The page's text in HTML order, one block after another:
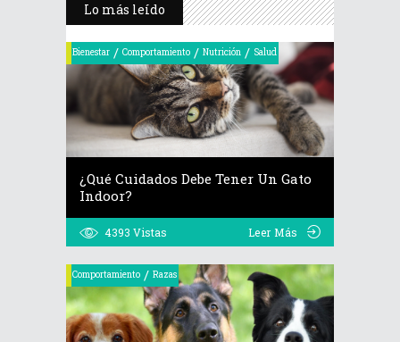
Lo más leído
Bienestar / Comportamiento / Nutrición / Salud
¿Qué Cuidados Debe Tener Un Gato
Indoor?
4393 Vistas Leer Más
Comportamiento / Razas